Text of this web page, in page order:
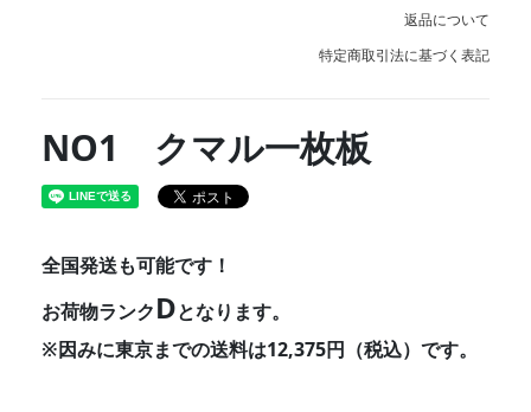
返品について
特定商取引法に基づく表記
NO1 クマル一枚板
全国発送も可能です！
お荷物ランクDとなります。
※因みに東京までの送料は12,375円（税込）です。